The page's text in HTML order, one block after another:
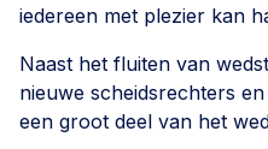
iedereen met plezier kan
Naast het fluiten van
nieuwe scheidsrechters
een groot deel van het